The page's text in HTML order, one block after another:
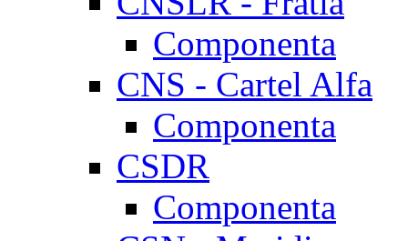
Componenta
CNS - Cartel Alfa
Componenta
CSDR
Componenta